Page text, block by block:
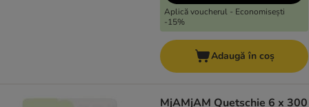
Aplică voucherul - Economisești
-15%
Adaugă în coș
MjAMjAM Quetschie 6 x 300